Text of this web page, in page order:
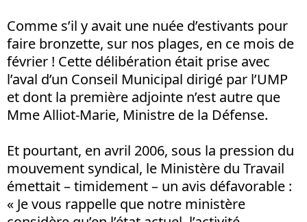
Comme s’il y avait une nuée d’estivants pour
faire bronzette, sur nos plages, en ce mois de
février ! Cette délibération était prise avec
l’aval d’un Conseil Municipal dirigé par l’UMP
et dont la première adjointe n’est autre que
Mme Alliot-Marie, Ministre de la Défense.
Et pourtant, en avril 2006, sous la pression du
mouvement syndical, le Ministère du Travail
émettait – timidement – un avis défavorable :
« Je vous rappelle que notre ministère